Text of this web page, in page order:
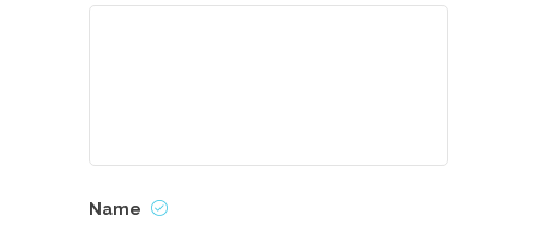
Name